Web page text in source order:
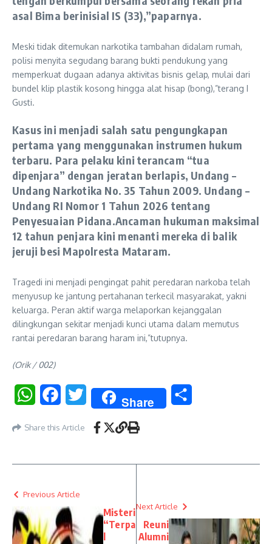
asal Bima berinisial IS (33),”paparnya.
​Meski tidak ditemukan narkotika tambahan didalam rumah,
polisi menyita segudang barang bukti pendukung yang
memperkuat dugaan adanya aktivitas bisnis gelap, mulai dari
bundel klip plastik kosong hingga alat hisap (bong),”terang I
Gusti.
​​Kasus ini menjadi salah satu pengungkapan
pertama yang menggunakan instrumen hukum
terbaru. Para pelaku kini terancam “tua
dipenjara” dengan jeratan berlapis, ​ Undang –
Undang Narkotika No. 35 Tahun 2009. Undang –
Undang RI Nomor 1 Tahun 2026 tentang
Penyesuaian Pidana.Ancaman hukuman maksimal
12 tahun penjara kini menanti mereka di balik
jeruji besi Mapolresta Mataram.
​Tragedi ini menjadi pengingat pahit peredaran narkoba telah
menyusup ke jantung pertahanan terkecil masyarakat, yakni
keluarga. Peran aktif warga melaporkan kejanggalan
dilingkungan sekitar menjadi kunci utama dalam memutus
rantai peredaran barang haram ini,”tutupnya.
(Orik / 002)
WhatsAppFacebookTwitter Share
Share this Article
Previous Article
Misteri
“Terpa
Next Article
Reuni
Alumni